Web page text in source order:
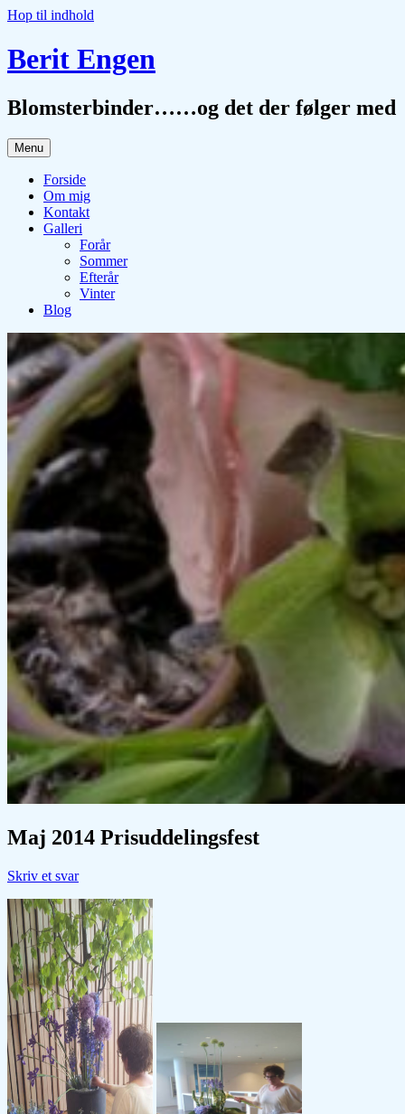
Hop til indhold
Berit Engen
Blomsterbinder……og det der følger med
Menu
Forside
Om mig
Kontakt
Galleri
Forår
Sommer
Efterår
Vinter
Blog
Maj 2014 Prisuddelingsfest
Skriv et svar